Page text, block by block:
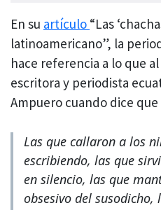
En su artículo “Las
latinoamericano”, la
hace referencia a lo que
escritora y periodista
Ampuero cuando dice
Las que callaron a los
escribiendo, las que
en silencio, las que
obsesivo del